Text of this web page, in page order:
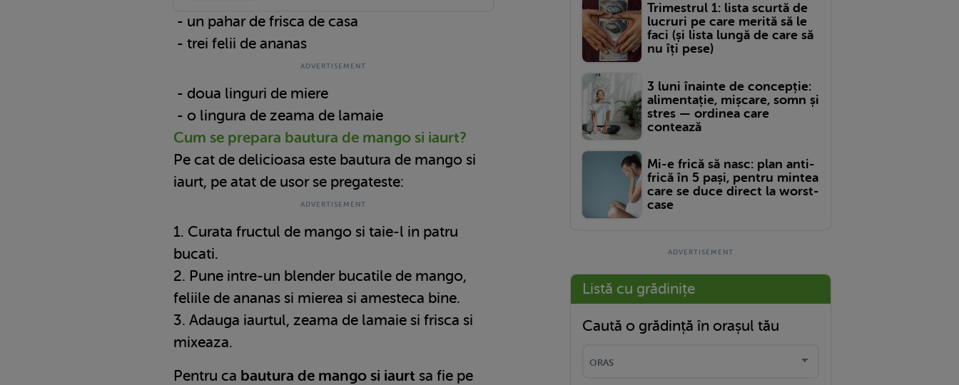
- un pahar de frisca de casa
- trei felii de ananas
- doua linguri de miere
- o lingura de zeama de lamaie
Cum se prepara bautura de mango si iaurt?
Pe cat de delicioasa este bautura de mango si
iaurt, pe atat de usor se pregateste:
1. Curata fructul de mango si taie-l in patru
bucati.
2. Pune intre-un blender bucatile de mango,
feliile de ananas si mierea si amesteca bine.
3. Adauga iaurtul, zeama de lamaie si frisca si
mixeaza.
Pentru ca bautura de mango si iaurt sa fie pe
Trimestrul 1: lista scurtă de
lucruri pe care merită să le
faci (și lista lungă de care să
nu îți pese)
3 luni înainte de concepție:
alimentație, mișcare, somn și
stres — ordinea care
contează
Mi-e frică să nasc: plan anti-
frică în 5 pași, pentru mintea
care se duce direct la worst-
case
Listă cu grădinițe
Caută o grădință în orașul tău